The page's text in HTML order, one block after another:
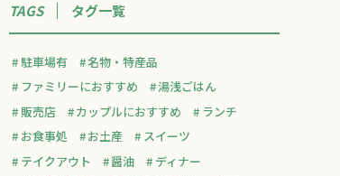
TAGS タグ一覧
駐車場有
名物・特産品
ファミリーにおすすめ
湯浅ごはん
販売店
カップルにおすすめ
ランチ
お食事処
お土産
スイーツ
テイクアウト
醤油
ディナー